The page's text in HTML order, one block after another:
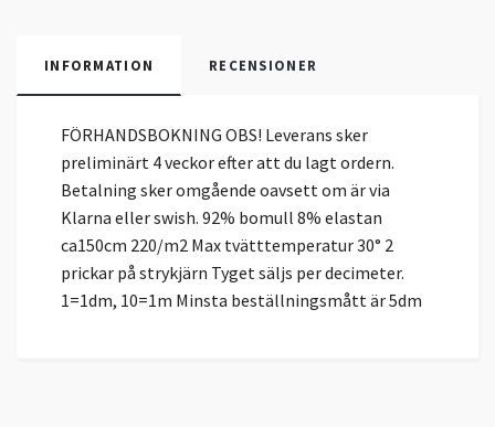
INFORMATION RECENSIONER
FÖRHANDSBOKNING OBS! Leverans sker
preliminärt 4 veckor efter att du lagt ordern.
Betalning sker omgående oavsett om är via
Klarna eller swish. 92% bomull 8% elastan
ca150cm 220/m2 Max tvätttemperatur 30° 2
prickar på strykjärn Tyget säljs per decimeter.
1=1dm, 10=1m Minsta beställningsmått är 5dm